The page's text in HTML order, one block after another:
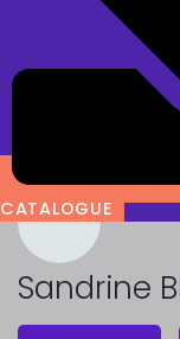
CATALOGUE
Sandrine